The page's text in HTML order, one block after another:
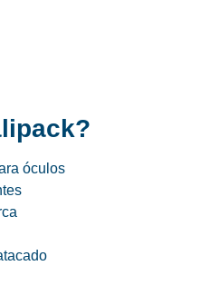
óculos